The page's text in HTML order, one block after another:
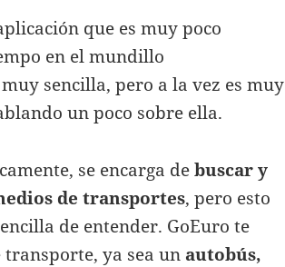
que es muy poco
en el mundillo
sencilla, pero a la vez es muy
un poco sobre ella.
se encarga debuscar y
de transportes, pero esto
de entender. GoEuro te
ya sea un autobús,